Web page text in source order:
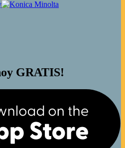
GRATIS!